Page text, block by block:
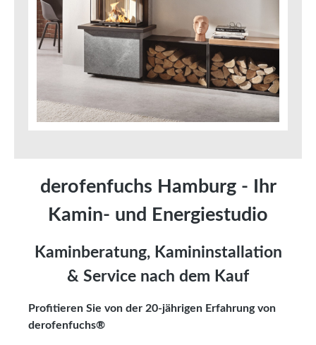
derofenfuchs Hamburg - Ihr
Kamin- und Energiestudio
Kaminberatung, Kamininstallation
& Service nach dem Kauf
Profitieren Sie von der 20-jährigen Erfahrung von
derofenfuchs®